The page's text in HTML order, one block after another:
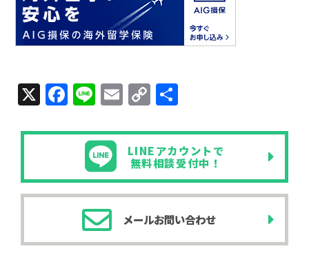
X
F
c
b
o
k
Li
e
E
ail
C
p
y
Li
n
k
LINEアカウントで
無料相談受付中！
メールお問い合わせ